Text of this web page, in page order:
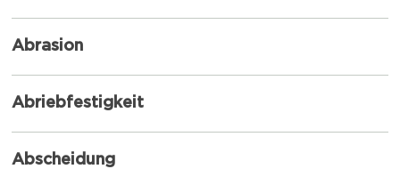
Abrasion
Abriebfestigkeit
Abscheidung